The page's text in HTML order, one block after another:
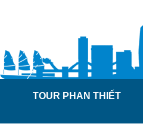
TOUR PHAN THIẾT